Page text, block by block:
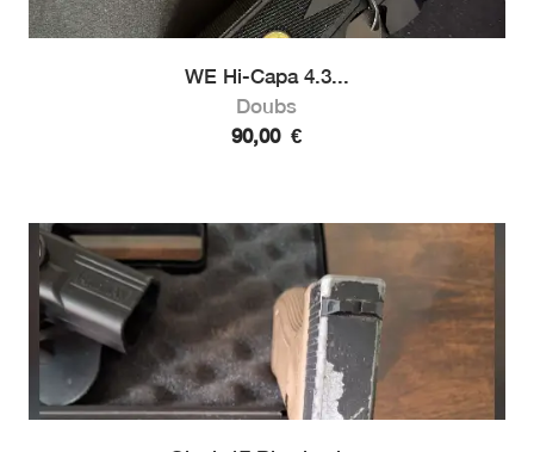
WE Hi-Capa 4.3...
Doubs
90,00 €